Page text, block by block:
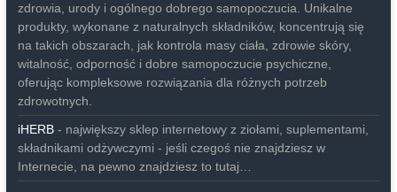
zdrowia, urody i ogólnego dobrego samopoczucia. Unikalne
produkty, wykonane z naturalnych składników, koncentrują się
na takich obszarach, jak kontrola masy ciała, zdrowie skóry,
witalność, odporność i dobre samopoczucie psychiczne,
oferując kompleksowe rozwiązania dla różnych potrzeb
zdrowotnych.
iHERB- największy sklep internetowy z ziołami, suplementami,
składnikami odżywczymi - jeśli czegoś nie znajdziesz w
Internecie, na pewno znajdziesz to tutaj…